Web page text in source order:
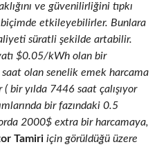
ve güvenilirliğini tıpkı
etkileyebilirler. Bunlara
süratli şekilde artabilir.
$0.05/kWh olan bir
olan senelik emek harcama
( bir yılda 7446 saat çalışıyor
bir fazındaki 0.5
2000$ extra bir harcamaya,
Tamiri için görüldüğü üzere